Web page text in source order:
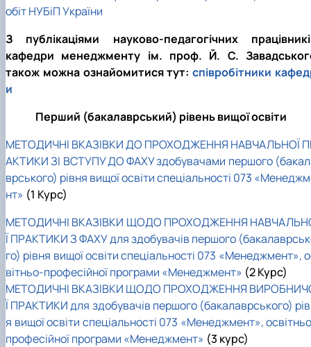
обіт НУБіП України
З публікаціями науково-педагогічних
кафедри менеджменту ім. проф. Й. С.
також можна ознайомитися тут:співробітники
и
Перший (бакалаврський) рівень вищої освіти
МЕТОДИЧНІ ВКАЗІВКИ ДО ПРОХОДЖЕННЯ НАВЧАЛЬНОЇ
АКТИКИ ЗІ ВСТУПУ ДО ФАХУ здобувачами першого
врського) рівня вищої освіти спеціальності 073
нт» (1 Курс)
МЕТОДИЧНІ ВКАЗІВКИ ЩОДО ПРОХОДЖЕННЯ
Ї ПРАКТИКИ З ФАХУ для здобувачів першого
го) рівня вищої освіти спеціальності 073 «Менеджмент»,
вітньо-професійної програми «Менеджмент» (2 Курс)
МЕТОДИЧНІ ВКАЗІВКИ ЩОДО ПРОХОДЖЕННЯ
Ї ПРАКТИКИ для здобувачів першого (бакалаврського)
я вищої освіти спеціальності 073 «Менеджмент»,
професійної програми «Менеджмент» (3 курс)